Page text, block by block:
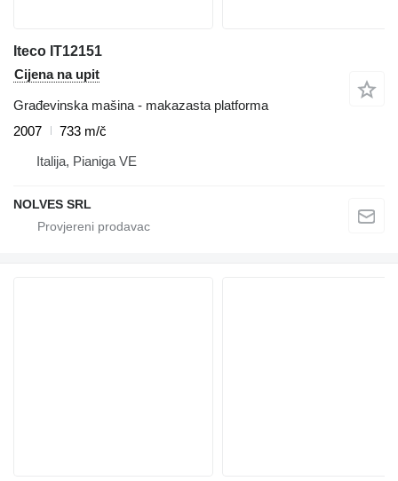
Iteco IT12151
Cijena na upit
Građevinska mašina - makazasta platforma
2007
733 m/č
Italija, Pianiga VE
NOLVES SRL